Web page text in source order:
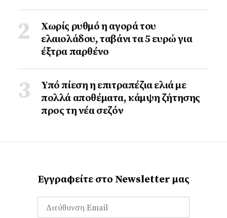
Χωρίς ρυθμό η αγορά του
ελαιολάδου, ταβάνι τα 5 ευρώ για
έξτρα παρθένο
Υπό πίεση η επιτραπέζια ελιά με
πολλά αποθέματα, κάμψη ζήτησης
προς τη νέα σεζόν
Εγγραφείτε στο Newsletter μας